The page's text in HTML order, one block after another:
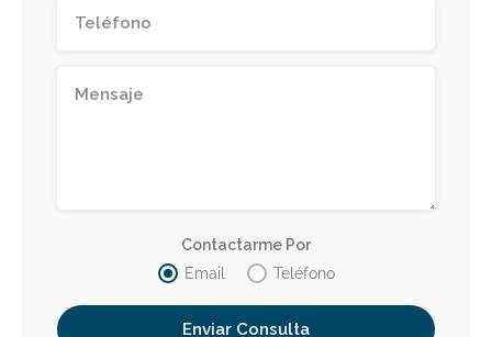
Contactarme Por
Email
Teléfono